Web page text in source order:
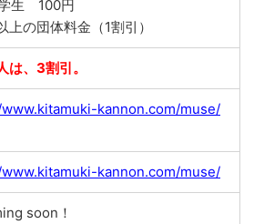
学生 100円
上の団体料金（1割引）
、3割引。
kannon.com/muse/
kannon.com/muse/
soon！